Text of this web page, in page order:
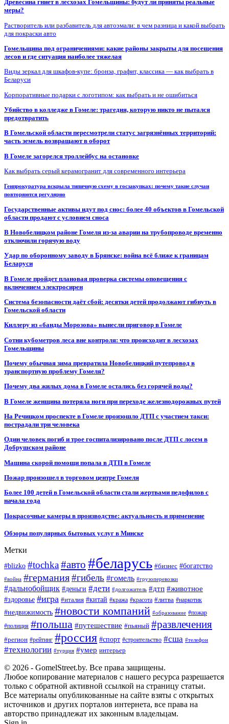
Древесина гниет в лесхозах Гомельщины: будут ли приняты реальные
меры?
Растворитель или разбавитель для автоэмали: в чем разница и какой выбрать
для покраски авто
Гомельщина под ограничениями: какие районы закрыты для посещения
лесов и где ситуация наиболее тяжелая
Виды зеркал для шкафов-купе: бронза, графит, классика — как выбрать в
Беларуси
Корпоративные подарки с логотипом: как выбрать и не ошибиться
Убийство в колледже в Гомеле: трагедия, которую никто не пытался
предотвратить
В Гомельской области пересмотрели статус загрязнённых территорий:
часть земель возвращают в оборот
В Гомеле загорелся троллейбус на остановке
Как выбрать серый керамогранит для современного интерьера
Генпрокуратура вскрыла типичную схему в госзакупках: почему такие случаи
повторяются регулярно
Государственные активы идут под снос: более 40 объектов в Гомельской
области продают с условием сноса
В Новобелицком районе Гомеля из-за аварии на трубопроводе временно
отключили горячую воду
Удар по оборонному заводу в Брянске: война всё ближе к границам
Беларуси
В Гомеле пройдет плановая проверка системы оповещения с
включением электросирен
Система безопасности даёт сбой: десятки детей продолжают гибнуть в
Гомельской области
Киллеру из «банды Морозова» вынесли приговор в Гомеле
Сотни кубометров леса вне контроля: что происходит в лесхозах
Гомельщины
Почему обычная зима превратила Новобелицкий путепровод в
транспортную проблему Гомеля?
Почему два жилых дома в Гомеле остались без горячей воды?
В Гомеле женщина потеряла ноги при переходе железнодорожных путей
На Речицком проспекте в Гомеле произошло ДТП с участием такси:
пострадали три человека
Один человек погиб и трое госпитализировано после ДТП с лосем в
Добрушском районе
Машина скорой помощи попала в ДТП в Гомеле
Пожар произошел в торговом центре Гомеля
Более 100 детей в Гомельской области стали жертвами педофилов с
начала года
Покрасочные камеры в производстве: актуальность и применение
Обзоры популярных бытовых услуг в Минске
Метки
#blizko #tochka#авто #беларусь #бизнес #богатство
#война #германия#гибель #гомель #грузоперевозки
#дальнобойщик #деньги #дети #долгожитель #дтп #животное
#здоровье #игра #италия #китай #кража #красота #литва #наркотик
#недвижимость #новости компаний #образование #пожар
#полиция #польша #путешествие #пьяный #развлечения
#регион #рейтинг #россия #спорт #строительство #сша #телефон
#технологии #турция #умер интерьер
© 2026 - GomelStreet.by. Все права защищены.
Любое копирование материалов с нашего ресурса разрешается
только с обратной активной ссылкой на страницу статьи.
Все материалы опубликованные на сайте взяты с открытых
источников и других порталов интернета, все права на
авторство принадлежат их законным владельцам.